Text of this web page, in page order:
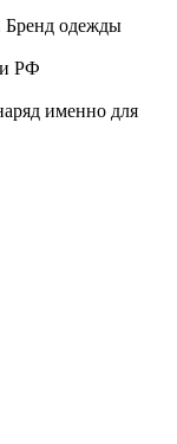
одежды
РФ
именно для